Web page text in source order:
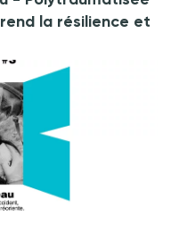
la résilience et